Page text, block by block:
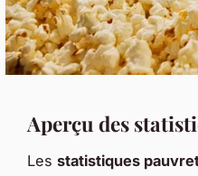
Aperçu des
Les statistiques